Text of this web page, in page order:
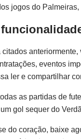
jogos do
eventos
ler e compartilhar
as partidas de
gol sequer do
do coração, baixe